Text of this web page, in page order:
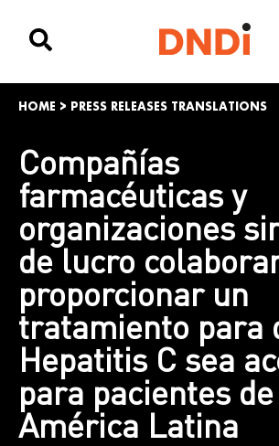
HOME > PRESS RELEASES TRANSLATIONS
Compañías
farmacéuticas y
organizaciones
de lucro
proporcionar un
tratamiento para
Hepatitis C sea
para pacientes de
América Latina